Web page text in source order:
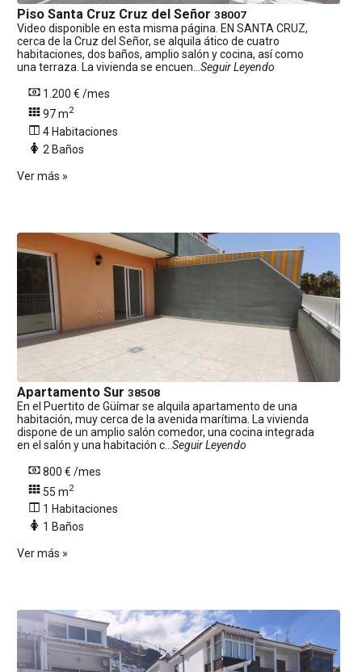
Piso Santa Cruz Cruz del Señor 38007
Video disponible en esta misma página. EN SANTA CRUZ,
cerca de la Cruz del Señor, se alquila ático de cuatro
habitaciones, dos baños, amplio salón y cocina, así como
una terraza. La vivienda se encuen... Seguir Leyendo
1.200 € /mes
97 m2
4 Habitaciones
2 Baños
Ver más »
Apartamento Sur 38508
En el Puertito de Güímar se alquila apartamento de una
habitación, muy cerca de la avenida marítima. La vivienda
dispone de un amplio salón comedor, una cocina integrada
en el salón y una habitación c... Seguir Leyendo
800 € /mes
55 m2
1 Habitaciones
1 Baños
Ver más »